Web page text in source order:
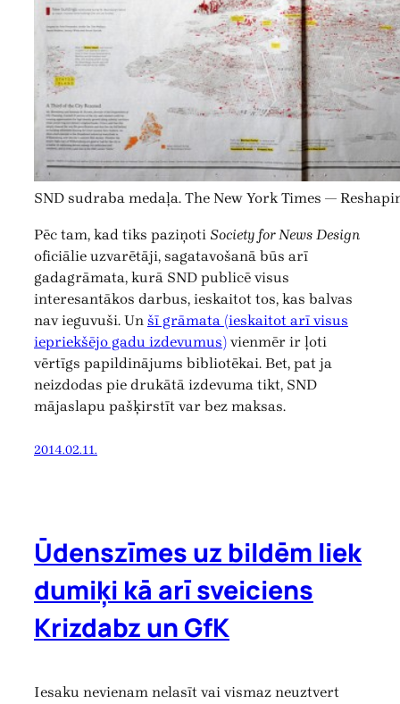
SND sudraba medaļa. The New York Times —
Pēc tam, kad tiks paziņoti Society for News Design
oficiālie uzvarētāji, sagatavošanā būs arī
gadagrāmata, kurā SND publicē visus
interesantākos darbus, ieskaitot tos, kas balvas
nav ieguvuši. Un šī grāmata (ieskaitot arī visus
iepriekšējo gadu izdevumus) vienmēr ir ļoti
vērtīgs papildinājums bibliotēkai. Bet, pat ja
neizdodas pie drukātā izdevuma tikt, SND
mājaslapu pašķirstīt var bez maksas.
2014.02.11.
Ūdenszīmes uz bildēm liek
dumiķi kā arī sveiciens
Krizdabz un GfK
Iesaku nevienam nelasīt vai vismaz neuztvert